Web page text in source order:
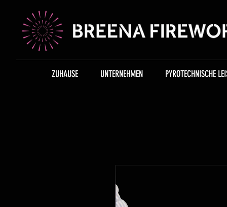
ZUHAUSE UNTERNEHMEN PYROTECHNISCHE